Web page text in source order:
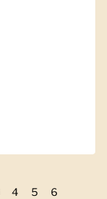
Folie 3
Zeige Folie 4
4 Zeige Folie 5
5 Zeige
6